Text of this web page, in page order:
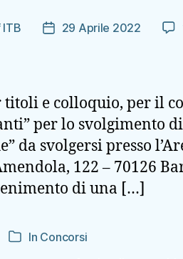
Data29 Aprile 2022
e colloquio, per il
per lo
da svolgersi presso
122 – 70126
di una […]
Categorie
In Concorsi